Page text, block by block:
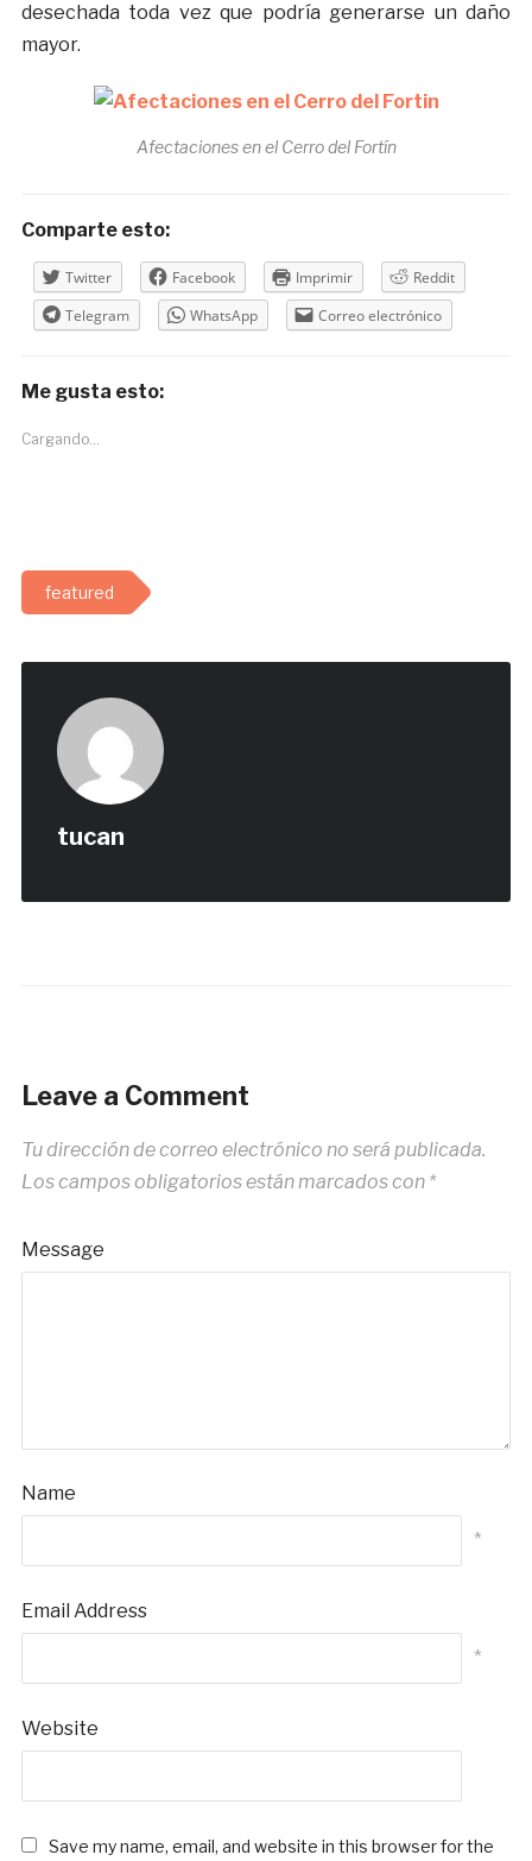
desechada toda vez que podría generarse un daño
mayor.
Afectaciones en el Cerro del Fortín
Comparte esto:
Twitter Facebook Imprimir
Reddit
Telegram
WhatsApp Correo electrónico
Me gusta esto:
Cargando...
featured
tucan
Leave a Comment
Tu dirección de correo electrónico no será publicada.
Los campos obligatorios están marcados con *
Message
Name
*
Email Address
*
Website
Save my name, email, and website in this browser for the